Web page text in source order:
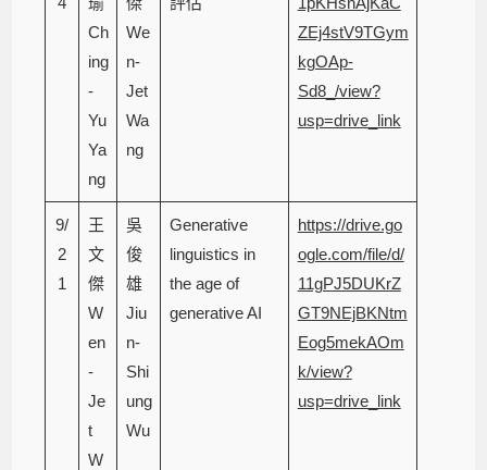
Ch
ing
-
Yu
Ya
ng
We
n-
Jet
Wa
ng
ZEj4stV9TGym
kgOAp-
Sd8_/view?
usp=drive_link
9/
2
1
王
文
傑
W
en
-
Je
t
W
吳
俊
雄
Jiu
n-
Shi
ung
Wu
Generative
linguistics in
the age of
generative AI
https://drive.go
ogle.com/file/d/
11gPJ5DUKrZ
GT9NEjBKNtm
Eog5mekAOm
k/view?
usp=drive_link